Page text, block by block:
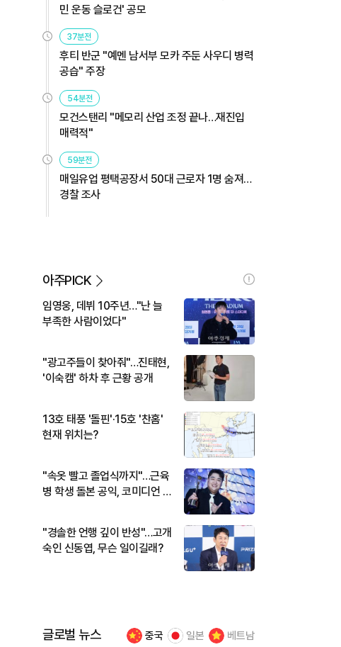
민 운동 슬로건' 공모
37분전
후티 반군 "예멘 남서부 모카 주둔 사우디 병력
공습" 주장
54분전
모건스탠리 "메모리 산업 조정 끝나…재진입
매력적"
59분전
매일유업 평택공장서 50대 근로자 1명 숨져…
경찰 조사
아주PICK
임영웅, 데뷔 10주년…"난 늘
부족한 사람이었다"
"광고주들이 찾아줘"…진태현,
'이숙캠' 하차 후 근황 공개
13호 태풍 '돌핀'·15호 '찬홈'
현재 위치는?
"속옷 빨고 졸업식까지"…근육
병 학생 돌본 공익, 코미디언 김
"경솔한 언행 깊이 반성"…고개
숙인 신동엽, 무슨 일이길래?
글로벌 뉴스 중국 일본 베트남